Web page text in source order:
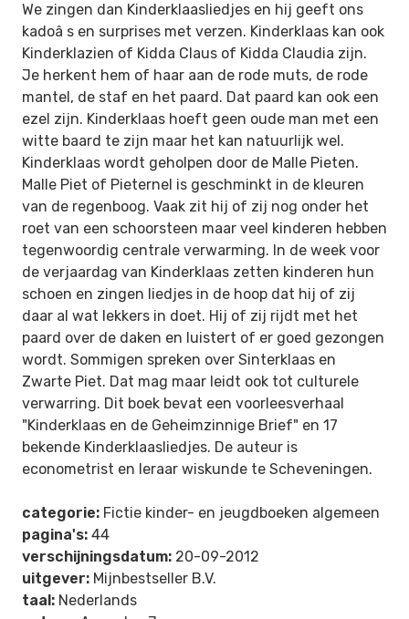
We zingen dan Kinderklaasliedjes en hij geeft ons
kadoâ s en surprises met verzen. Kinderklaas kan ook
Kinderklazien of Kidda Claus of Kidda Claudia zijn.
Je herkent hem of haar aan de rode muts, de rode
mantel, de staf en het paard. Dat paard kan ook een
ezel zijn. Kinderklaas hoeft geen oude man met een
witte baard te zijn maar het kan natuurlijk wel.
Kinderklaas wordt geholpen door de Malle Pieten.
Malle Piet of Pieternel is geschminkt in de kleuren
van de regenboog. Vaak zit hij of zij nog onder het
roet van een schoorsteen maar veel kinderen hebben
tegenwoordig centrale verwarming. In de week voor
de verjaardag van Kinderklaas zetten kinderen hun
schoen en zingen liedjes in de hoop dat hij of zij
daar al wat lekkers in doet. Hij of zij rijdt met het
paard over de daken en luistert of er goed gezongen
wordt. Sommigen spreken over Sinterklaas en
Zwarte Piet. Dat mag maar leidt ook tot culturele
verwarring. Dit boek bevat een voorleesverhaal
"Kinderklaas en de Geheimzinnige Brief" en 17
bekende Kinderklaasliedjes. De auteur is
econometrist en leraar wiskunde te Scheveningen.
categorie: Fictie kinder- en jeugdboeken algemeen
pagina's: 44
verschijningsdatum: 20-09-2012
uitgever: Mijnbestseller B.V.
taal: Nederlands